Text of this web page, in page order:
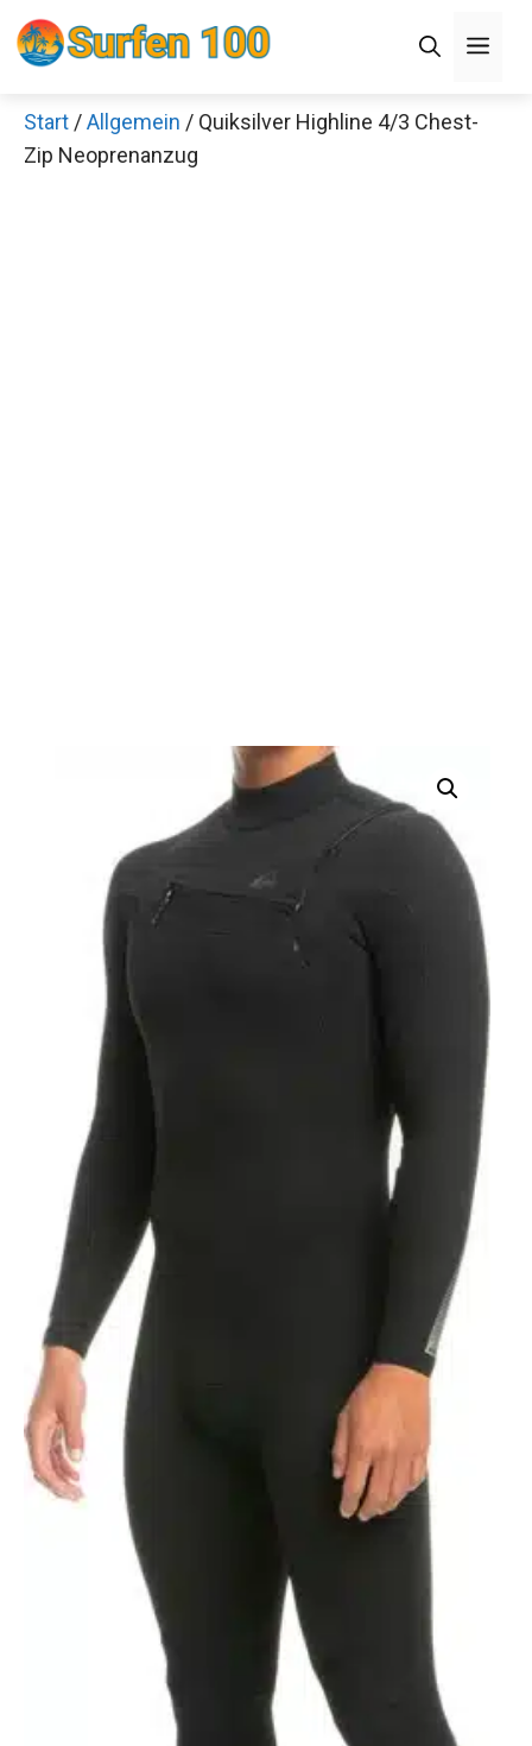
Zum
Inhalt
Start /Allgemein / Quiksilver Highline 4/3 Chest-
Zip NeoprenanzugDecathlon Sale